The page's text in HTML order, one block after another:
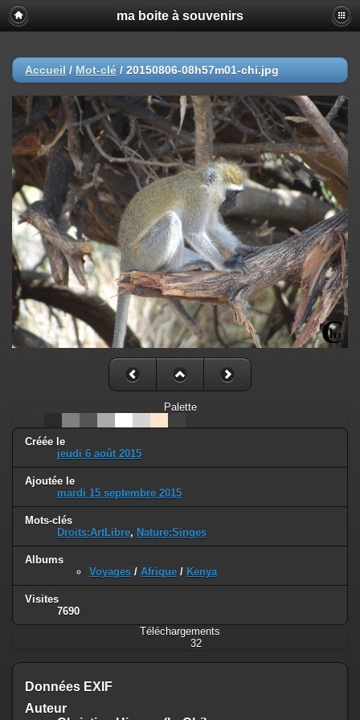
ma boite à souvenirs
Accueil / Mot-clé / 20150806-08h57m01-chi.jpg
Palette
Créée le
jeudi 6 août 2015
Ajoutée le
mardi 15 septembre 2015
Mots-clés
Droits:ArtLibre, Nature:Singes
Albums
Voyages / Afrique / Kenya
Visites
7690
Téléchargements
32
Données EXIF
Auteur